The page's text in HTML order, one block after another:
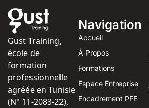
Gust Training,
école de
formation
professionnelle
agréée en Tunisie
(N° 11-2083-22),
Navigation
Accueil
À Propos
Formations
Espace Entreprise
Encadrement PFE